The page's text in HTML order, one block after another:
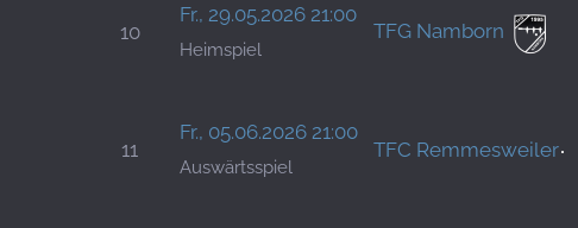
10
Fr., 29.05.2026 21:00
Heimspiel
TFG Namborn
11
Fr., 05.06.2026 21:00
Auswärtsspiel
TFC Remmesweiler